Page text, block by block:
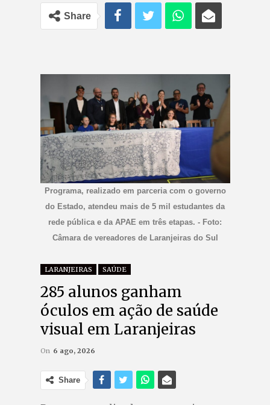
Share
Programa, realizado em parceria com o governo
do Estado, atendeu mais de 5 mil estudantes da
rede pública e da APAE em três etapas. - Foto:
Câmara de vereadores de Laranjeiras do Sul
LARANJEIRAS SAÚDE
285 alunos ganham
óculos em ação de saúde
visual em Laranjeiras
On 6 ago, 2026
Share